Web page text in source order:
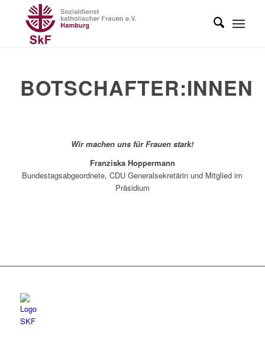
BOTSCHAFTER:INNEN
Wir machen uns für Frauen stark!
Franziska Hoppermann
Bundestagsabgeordnete, CDU Generalsekretärin und Mitglied im
Präsidium